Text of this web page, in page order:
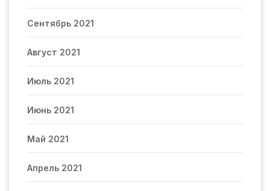
Сентябрь 2021
Август 2021
Июль 2021
Июнь 2021
Май 2021
Апрель 2021